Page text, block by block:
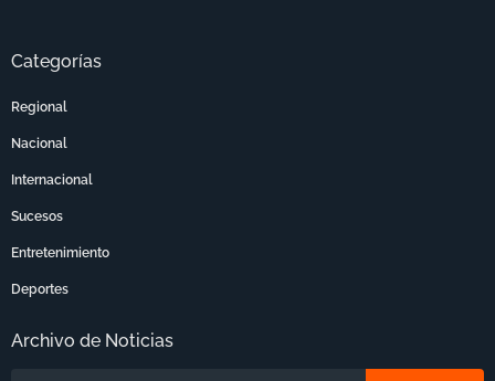
Categorías
Regional
Nacional
Internacional
Sucesos
Entretenimiento
Deportes
Archivo de Noticias